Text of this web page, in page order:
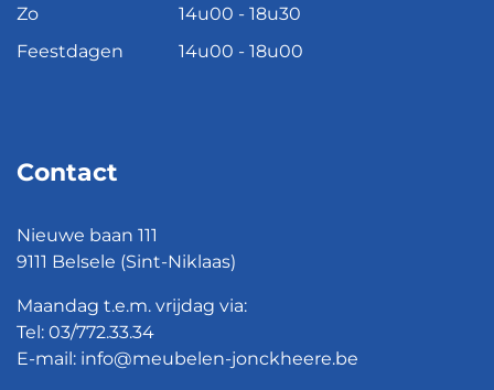
Zo
14u00 - 18u30
Feestdagen
14u00 - 18u00
Contact
Nieuwe baan 111
9111 Belsele (Sint-Niklaas)
Maandag t.e.m. vrijdag via:
Tel: 03/772.33.34
E-mail: info@meubelen-jonckheere.be